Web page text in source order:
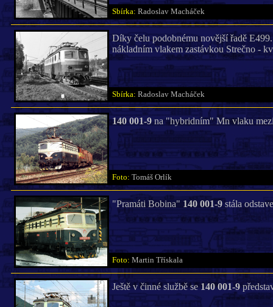
Sbírka: Radoslav Macháček
Díky čelu podobnému novější řadě
nákladním vlakem zastávkou Strečno -
Sbírka: Radoslav Macháček
140 001-9na "hybridním" Mn vlaku
Foto: Tomáš Orlík
"Pramáti Bobina" 140 001-9stála
Foto: Martin Třískala
Ještě v činné službě se140 001-9